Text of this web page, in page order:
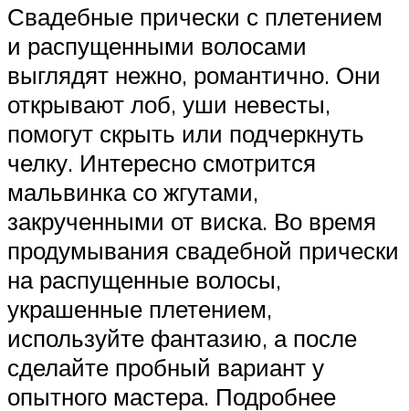
Свадебные прически с плетением
и распущенными волосами
выглядят нежно, романтично. Они
открывают лоб, уши невесты,
помогут скрыть или подчеркнуть
челку. Интересно смотрится
мальвинка со жгутами,
закрученными от виска. Во время
продумывания свадебной прически
на распущенные волосы,
украшенные плетением,
используйте фантазию, а после
сделайте пробный вариант у
опытного мастера. Подробнее